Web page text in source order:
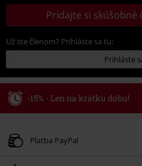
Pridajte si skúšobné
Už ste členom? Prihláste sa tu:
Prihláste
-15% - Len na krátku dobu!
Platné do 8/9/26
Platba PayPal